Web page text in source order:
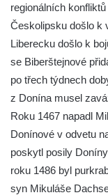
regionálních
Českolipsku došlo k
Liberecku došlo k
se Biberštejnové
po třech týdnech
z Donína musel
Roku 1467 napadl
Donínové v odvetu
poskytl posily
roku 1486 byl
syn Mikuláše